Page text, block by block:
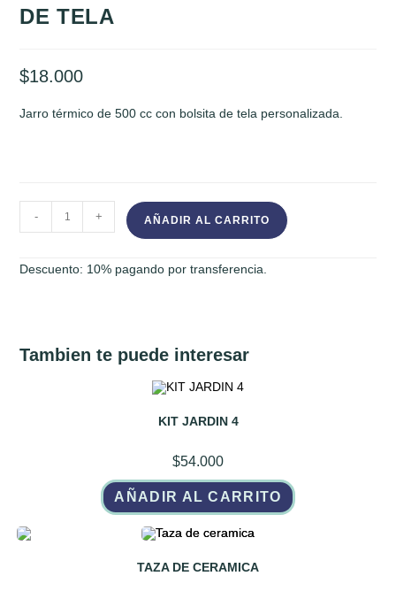
DE TELA
$18.000
Jarro térmico de 500 cc con bolsita de tela personalizada.
térmico
bolsa
- + AÑADIR AL CARRITO
Descuento: 10% pagando por transferencia.
Tambien te puede interesar
KIT JARDIN 4
$54.000
AÑADIR AL CARRITO
TAZA DE CERAMICA